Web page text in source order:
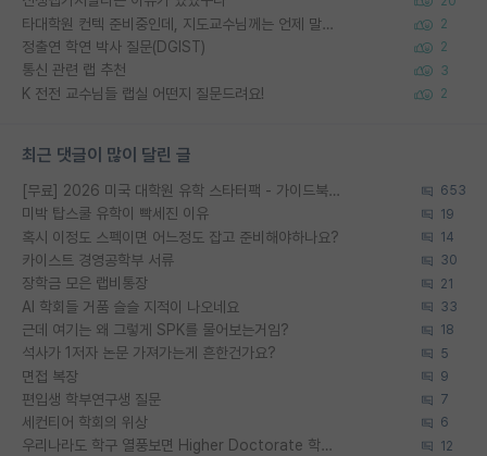
타대학원 컨텍 준비중인데, 지도교수님께는 언제 말씀드려야 할까요? 2
정출연 학연 박사 질문(DGIST) 2
통신 관련 랩 추천 3
K 전전 교수님들 랩실 어떤지 질문드려요! 2
최근 댓글이 많이 달린 글
[무료] 2026 미국 대학원 유학 스타터팩 - 가이드북 & 합격자 컨택메일 템플릿 653
미박 탑스쿨 유학이 빡세진 이유 19
혹시 이정도 스펙이면 어느정도 잡고 준비해야하나요? 14
카이스트 경영공학부 서류 30
장학금 모은 랩비통장 21
AI 학회들 거품 슬슬 지적이 나오네요 33
근데 여기는 왜 그렇게 SPK를 물어보는거임? 18
석사가 1저자 논문 가져가는게 흔한건가요? 5
면접 복장 9
편입생 학부연구생 질문 7
세컨티어 학회의 위상 6
우리나라도 학구 열풍보면 Higher Doctorate 학위가 필요하다고 봅니다. 12